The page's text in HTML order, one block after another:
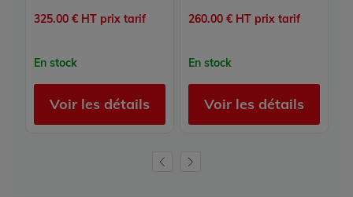
325.00 € HT prix tarif
En stock
Voir les détails
260.00 € HT prix tarif
En stock
Voir les détails